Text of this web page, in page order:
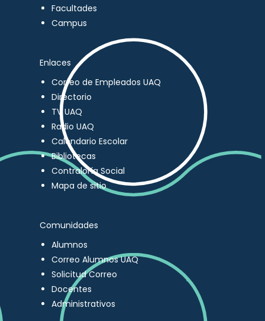
Facultades
Campus
Enlaces
Correo de Empleados UAQ
Directorio
TV UAQ
Radio UAQ
Calendario Escolar
Bibliotecas
Contraloría Social
Mapa de sitio
Comunidades
Alumnos
Correo Alumnos UAQ
Solicitud Correo
Docentes
Administrativos